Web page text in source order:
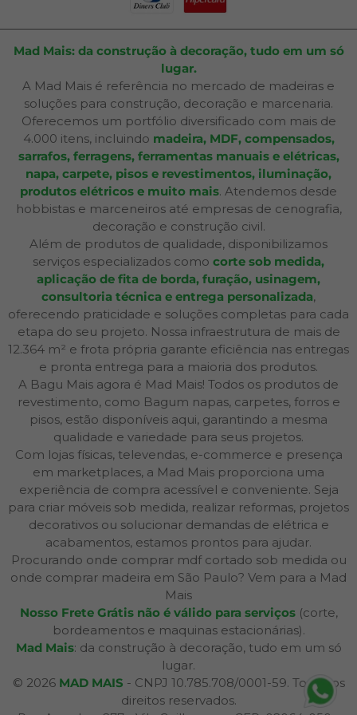
Mad Mais: da construção à decoração, tudo em um só
lugar.
A Mad Mais é referência no mercado de madeiras e
soluções para construção, decoração e marcenaria.
Oferecemos um portfólio diversificado com mais de
4.000 itens, incluindo madeira, MDF, compensados,
sarrafos, ferragens, ferramentas manuais e elétricas,
napa, carpete, pisos e revestimentos, iluminação,
produtos elétricos e muito mais. Atendemos desde
hobbistas e marceneiros até empresas de cenografia,
decoração e construção civil.
Além de produtos de qualidade, disponibilizamos
serviços especializados como corte sob medida,
aplicação de fita de borda, furação, usinagem,
consultoria técnica e entrega personalizada,
oferecendo praticidade e soluções completas para cada
etapa do seu projeto. Nossa infraestrutura de mais de
12.364 m² e frota própria garante eficiência nas entregas
e pronta entrega para a maioria dos produtos.
A Bagu Mais agora é Mad Mais! Todos os produtos de
revestimento, como Bagum napas, carpetes, forros e
pisos, estão disponíveis aqui, garantindo a mesma
qualidade e variedade para seus projetos.
Com lojas físicas, televendas, e-commerce e presença
em marketplaces, a Mad Mais proporciona uma
experiência de compra acessível e conveniente. Seja
para criar móveis sob medida, realizar reformas, projetos
decorativos ou solucionar demandas de elétrica e
acabamentos, estamos prontos para ajudar.
Procurando onde comprar mdf cortado sob medida ou
onde comprar madeira em São Paulo? Vem para a Mad
Mais
Nosso Frete Grátis não é válido para serviços(corte,
bordeamentos e maquinas estacionárias).
Mad Mais: da construção à decoração, tudo em um só
lugar.
© 2026 MAD MAIS - CNPJ 10.785.708/0001-59. Todos os
direitos reservados.